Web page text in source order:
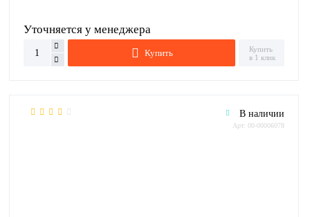
Уточняется у менеджера
Купить
Купить
в 1 клик
В наличии
Арт: 00-00006078